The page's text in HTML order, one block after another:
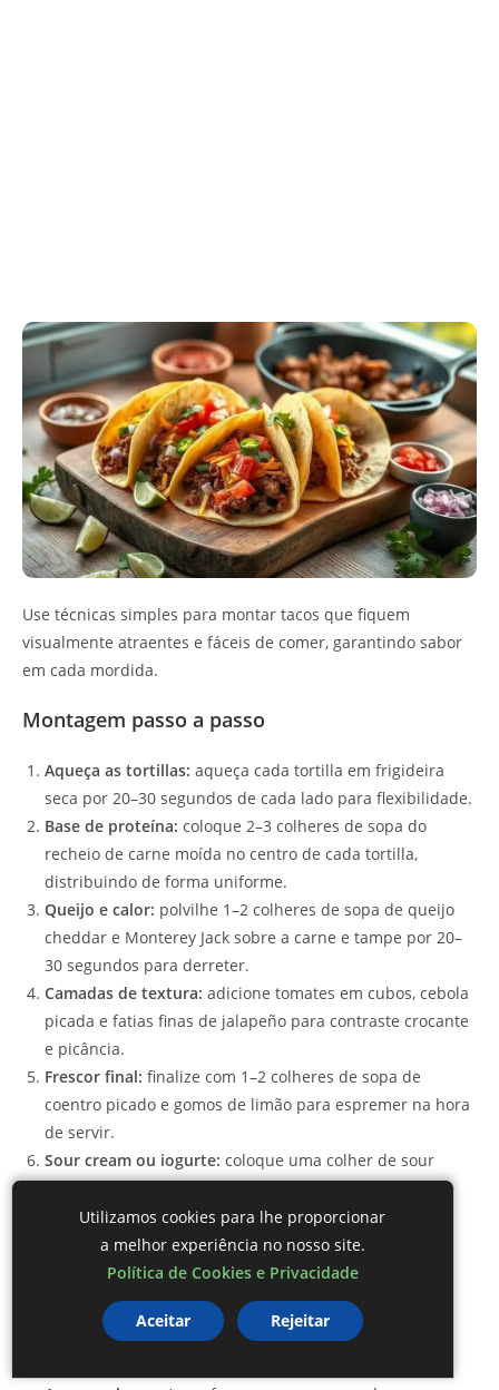
Use técnicas simples para montar tacos que fiquem
visualmente atraentes e fáceis de comer, garantindo sabor
em cada mordida.
Montagem passo a passo
Aqueça as tortillas: aqueça cada tortilla em frigideira
seca por 20–30 segundos de cada lado para flexibilidade.
Base de proteína: coloque 2–3 colheres de sopa do
recheio de carne moída no centro de cada tortilla,
distribuindo de forma uniforme.
Queijo e calor: polvilhe 1–2 colheres de sopa de queijo
cheddar e Monterey Jack sobre a carne e tampe por 20–
30 segundos para derreter.
Camadas de textura: adicione tomates em cubos, cebola
picada e fatias finas de jalapeño para contraste crocante
e picância.
Frescor final: finalize com 1–2 colheres de sopa de
coentro picado e gomos de limão para espremer na hora
de servir.
Sour cream ou iogurte: coloque uma colher de sour
cream ou iogurte natural por cima para equilibrar
sabores.
Apresentação e guarnições
use uma tábua de madeira ou prato rústico;
alinhe os tacos levemente sobrepostos para foto e
Utilizamos cookies para lhe proporcionar
a melhor experiência no nosso site.
Política de Cookies e Privacidade
Aceitar Rejeitar